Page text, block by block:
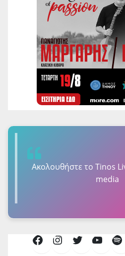
Ακολουθήστε τo Tinos
media
FacebookInstagramTwitterYouTube